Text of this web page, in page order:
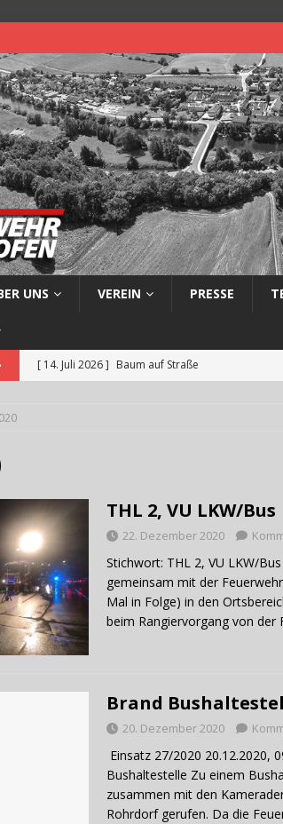
UNS VEREIN PRESSE
[ 14. Juli 2026 ] Baum auf Straße
THL 2, VU LKW/Bus
22. Dezember 2020
Stichwort: THL 2, VU LKW/
gemeinsam mit der
Mal in Folge) in den
beim Rangiervorgang von der
Brand
20. Dezember 2020
Einsatz 27/2020 20.12.2020,
Bushaltestelle Zu einem
zusammen mit den
Rohrdorf gerufen. Da die